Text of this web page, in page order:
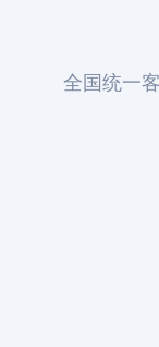
全国统一